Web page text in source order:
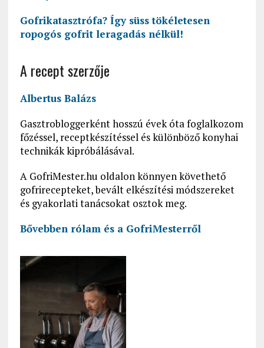
Gofrikatasztrófa? Így süss tökéletesen
ropogós gofrit leragadás nélkül!
A recept szerzője
Albertus Balázs
Gasztrobloggerként hosszú évek óta foglalkozom
főzéssel, receptkészítéssel és különböző konyhai
technikák kipróbálásával.
A GofriMester.hu oldalon könnyen követhető
gofrirecepteket, bevált elkészítési módszereket
és gyakorlati tanácsokat osztok meg.
Bővebben rólam és a GofriMesterről